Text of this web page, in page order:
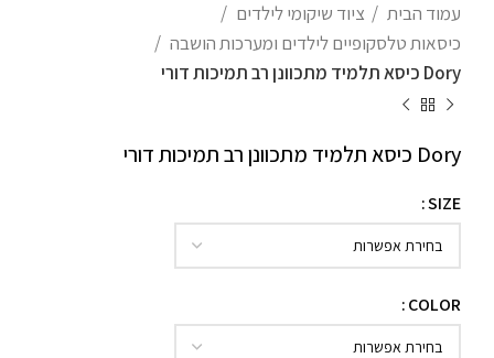
עמוד הבית
ציוד שיקומי לילדים
כיסאות טלסקופיים לילדים ומערכות הושבה
Dory כיסא תלמיד מתכוונן רב תמיכות דורי
Dory כיסא תלמיד מתכוונן רב תמיכות דורי
SIZE
COLOR